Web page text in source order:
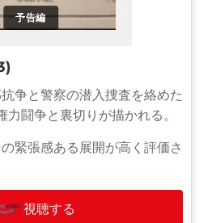
予告編
争と警察の潜入捜査を絡めた
闘争と裏切りが描かれる。
緊張感ある展開が高く評価さ
視聴する